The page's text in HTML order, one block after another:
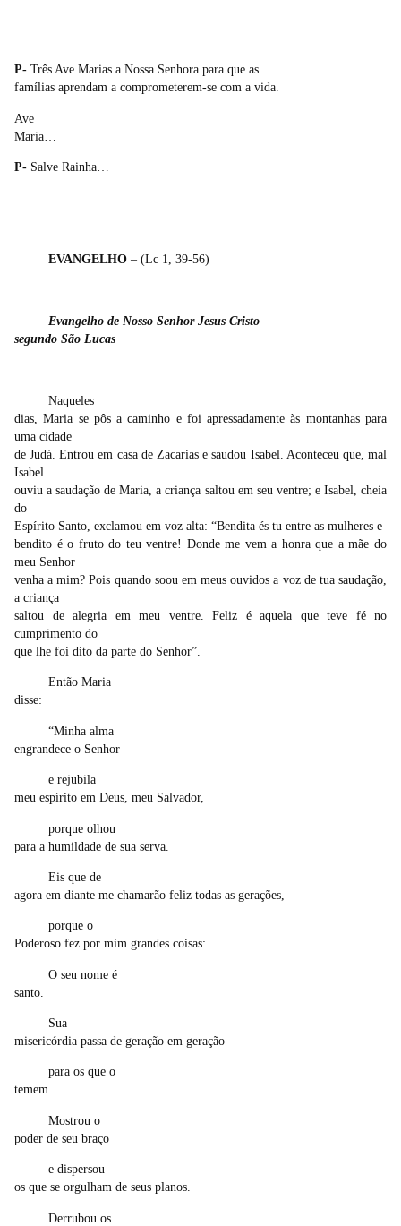
P- Três Ave Marias a Nossa Senhora para que as
famílias aprendam a comprometerem-se com a vida.
Ave
Maria…
P- Salve Rainha…
EVANGELHO– (Lc 1, 39-56)
Evangelho de Nosso Senhor Jesus Cristo
segundo São Lucas
Naqueles
dias, Maria se pôs a caminho e foi apressadamente às montanhas para
uma cidade
de Judá. Entrou em casa de Zacarias e saudou Isabel. Aconteceu que, mal
Isabel
ouviu a saudação de Maria, a criança saltou em seu ventre; e Isabel, cheia
do
Espírito Santo, exclamou em voz alta: “Bendita és tu entre as mulheres e
bendito é o fruto do teu ventre! Donde me vem a honra que a mãe do
meu Senhor
venha a mim? Pois quando soou em meus ouvidos a voz de tua saudação,
a criança
saltou de alegria em meu ventre. Feliz é aquela que teve fé no
cumprimento do
que lhe foi dito da parte do Senhor”.
Então Maria
disse:
“Minha alma
engrandece o Senhor
e rejubila
meu espírito em Deus, meu Salvador,
porque olhou
para a humildade de sua serva.
Eis que de
agora em diante me chamarão feliz todas as gerações,
porque o
Poderoso fez por mim grandes coisas:
O seu nome é
santo.
Sua
misericórdia passa de geração em geração
para os que o
temem.
Mostrou o
poder de seu braço
e dispersou
os que se orgulham de seus planos.
Derrubou os